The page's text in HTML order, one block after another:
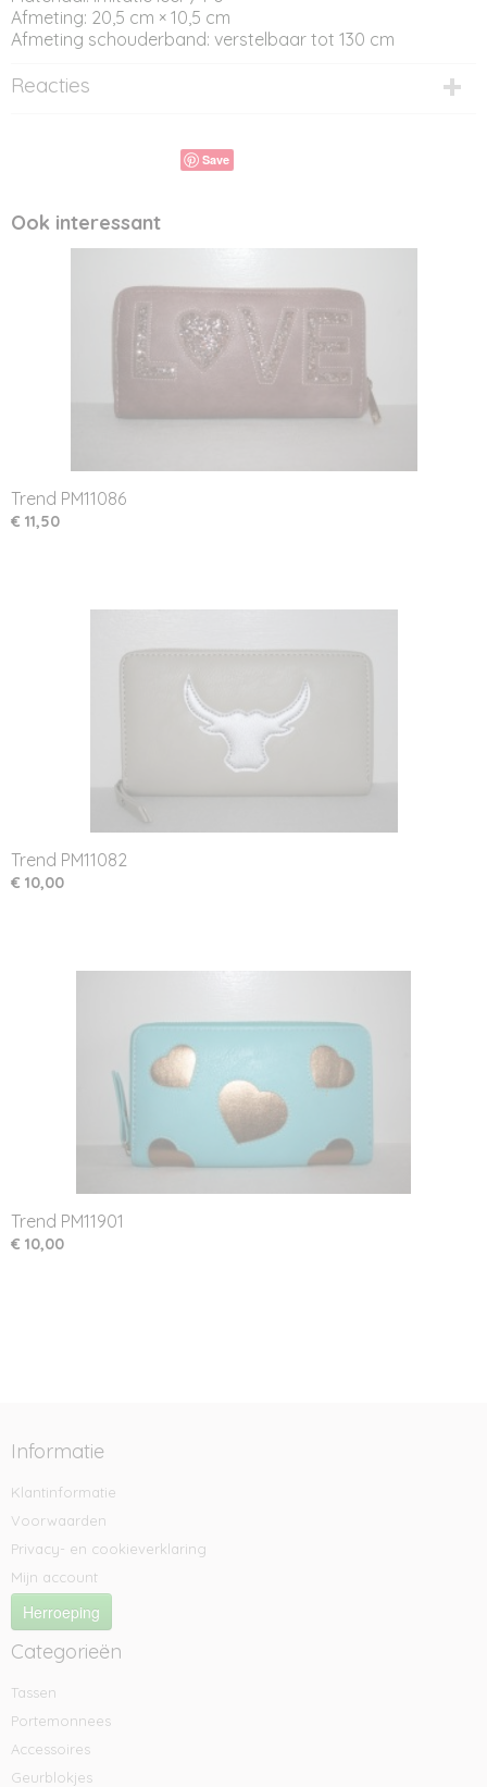
Afmeting: 20,5 cm × 10,5 cm
Afmeting schouderband: verstelbaar tot 130 cm
Reacties
Save
Ook interessant
Trend PM11086
€ 11,50
Trend PM11082
€ 10,00
Trend PM11901
€ 10,00
Informatie
Klantinformatie
Voorwaarden
Privacy- en cookieverklaring
Mijn account
Herroeping
Categorieën
Tassen
Portemonnees
Accessoires
Geurblokjes